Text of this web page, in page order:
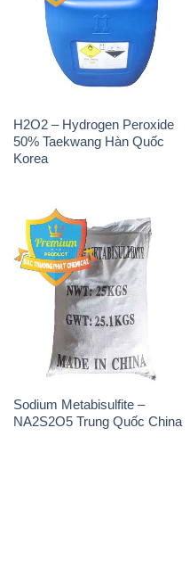
H2O2 – Hydrogen Peroxide
50% Taekwang Hàn Quốc
Korea
Sodium Metabisulfite –
NA2S2O5 Trung Quốc China